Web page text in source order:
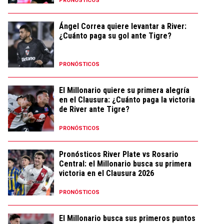
Ángel Correa quiere levantar a River:
¿Cuánto paga su gol ante Tigre?
PRONÓSTICOS
El Millonario quiere su primera alegría
en el Clausura: ¿Cuánto paga la victoria
de River ante Tigre?
PRONÓSTICOS
Pronósticos River Plate vs Rosario
Central: el Millonario busca su primera
victoria en el Clausura 2026
PRONÓSTICOS
El Millonario busca sus primeros puntos